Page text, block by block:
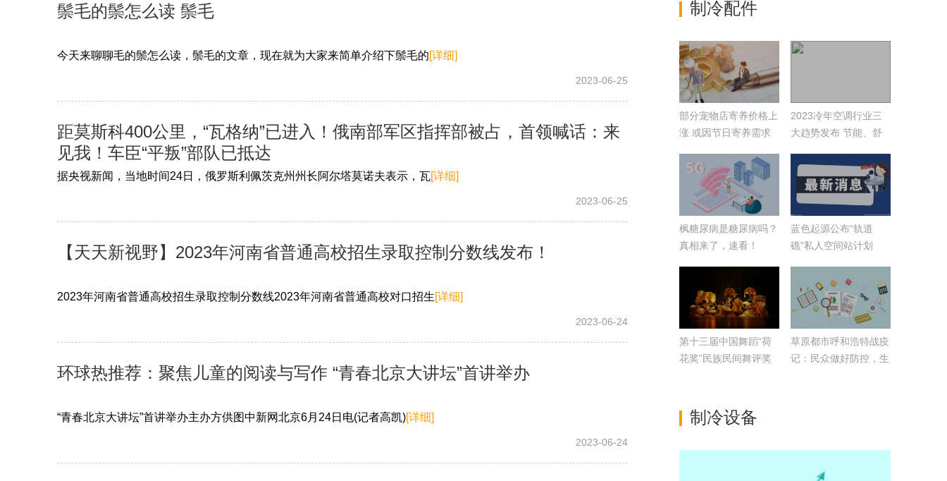
鬃毛的鬃怎么读 鬃毛
今天来聊聊毛的鬃怎么读，鬃毛的文章，现在就为大家来简单介绍下鬃毛的[详细]
2023-06-25
距莫斯科400公里，“瓦格纳”已进入！俄南部军区指挥部被占，首领喊话：来
见我！车臣“平叛”部队已抵达
据央视新闻，当地时间24日，俄罗斯利佩茨克州州长阿尔塔莫诺夫表示，瓦[详细]
2023-06-25
【天天新视野】2023年河南省普通高校招生录取控制分数线发布！
2023年河南省普通高校招生录取控制分数线2023年河南省普通高校对口招生[详细]
2023-06-24
环球热推荐：聚焦儿童的阅读与写作 “青春北京大讲坛”首讲举办
“青春北京大讲坛”首讲举办主办方供图中新网北京6月24日电(记者高凯)[详细]
2023-06-24
制冷配件
部分宠物店寄养价格上
涨 或因节日寄养需求
2023冷年空调行业三
大趋势发布 节能、舒
枫糖尿病是糖尿病吗？
真相来了，速看！
蓝色起源公布“轨道
礁”私人空间站计划
第十三届中国舞蹈“荷
花奖”民族民间舞评奖
草原都市呼和浩特战疫
记：民众做好防控，生
制冷设备